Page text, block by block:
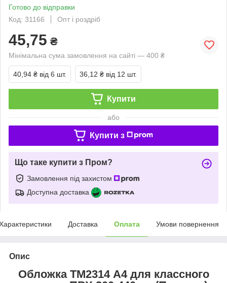
Готово до відправки
Код: 31166
Опт і роздріб
45,75 ₴
Мінімальна сума замовлення на сайті — 400 ₴
40,94 ₴ від 6 шт. 36,12 ₴ від 12 шт.
Купити
або
Купити з
Що таке купити з Пром?
Замовлення під захистом
Доступна доставка
Доставка Оплата Умови повернення
Опис
Обложка ТМ2314 А4 для классного